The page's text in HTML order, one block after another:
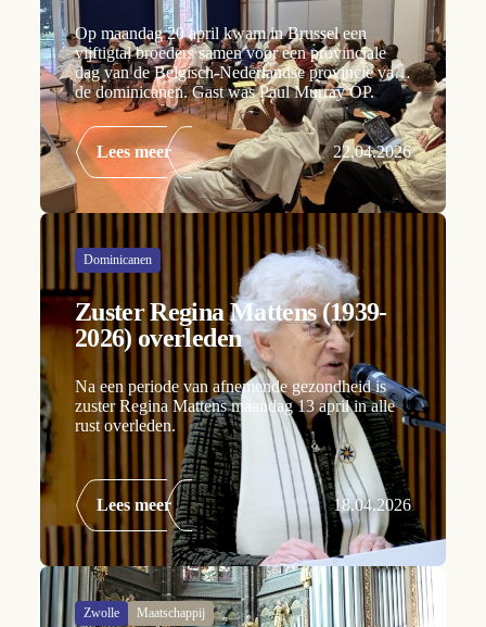
Op maandag 20 april kwam in Brussel een
vijftigtal broeders samen voor een provinciale
dag van de Belgisch-Nederlandse provincie van
de dominicanen. Gast was Paul Murray OP.
Lees meer 22.04.2026
Dominicanen
Zuster Regina Mattens (1939-
2026) overleden
Na een periode van afnemende gezondheid is
zuster Regina Mattens maandag 13 april in alle
rust overleden.
Lees meer 18.04.2026
Zwolle Maatschappij